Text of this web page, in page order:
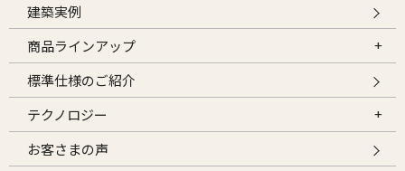
建築実例
商品ラインアップ
標準仕様のご紹介
テクノロジー
お客さまの声